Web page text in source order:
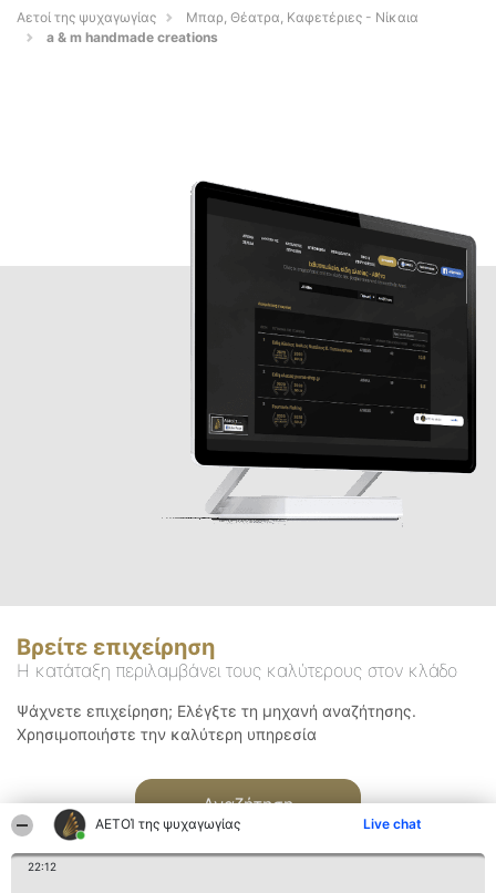
ΑΕΤΟΊ της ψυχαγωγίας Live chat
22:12
Αετοί της ψυχαγωγίας
Μπαρ, Θέατρα, Καφετέριες - Νίκαια
a & m handmade creations
Βρείτε επιχείρηση
Η κατάταξη περιλαμβάνει τους καλύτερους στον κλάδο
Ψάχνετε επιχείρηση; Ελέγξτε τη μηχανή αναζήτησης.
Χρησιμοποιήστε την καλύτερη υπηρεσία
Αναζήτηση